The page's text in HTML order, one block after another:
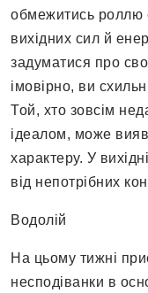
обмежитись роллю
вихідних сил й
задуматися про
імовірно, ви
Той, хто зовсім
ідеалом, може
характеру. У
від непотрібних
Водолій
На цьому тижні
несподіванки в